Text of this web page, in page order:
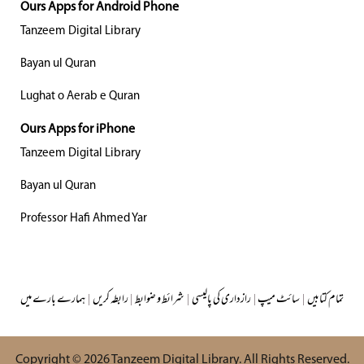
Ours Apps for Android Phone
Tanzeem Digital Library
Bayan ul Quran
Lughat o Aerab e Quran
Ours Apps for iPhone
Tanzeem Digital Library
Bayan ul Quran
Professor Hafi Ahmed Yar
ہمارے بارے میں|رابطہ کریں|شرائط و ضوابط|رازداری کی پالیسی|سائٹ میپ|تمام کتابیں
Copyright © 2026Tanzeem Digital Library. All Rights Reserved.